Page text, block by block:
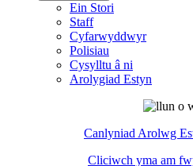
Ein Stori
Staff
Cyfarwyddwyr
Polisiau
Cysylltu â ni
Arolygiad Estyn
Canlyniad Arolwg
Cliciwch yma am